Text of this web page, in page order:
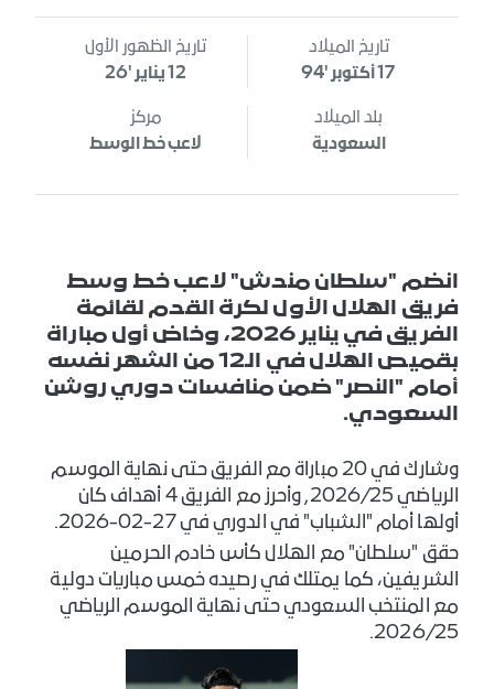
تاريخ الميلاد
17 أكتوبر '94
تاريخ الظهور الأول
12 يناير '26
بلد الميلاد
السعودية
مركز
لاعب خط الوسط
انضم "سلطان مندش" لاعب خط وسط
فريق الهلال الأول لكرة القدم لقائمة
الفريق في يناير 2026، وخاض أول مباراة
بقميص الهلال في الـ12 من الشهر نفسه
أمام "النصر" ضمن منافسات دوري روشن
السعودي.
وشارك في 20 مباراة مع الفريق حتى نهاية الموسم
الرياضي 2026/25, وأحرز مع الفريق 4 أهداف كان
أولها أمام "الشباب" في الدوري في 27-02-2026.
حقق "سلطان" مع الهلال كأس خادم الحرمين
الشريفين، كما يمتلك في رصيده خمس مباريات دولية
مع المنتخب السعودي حتى نهاية الموسم الرياضي
2026/25.